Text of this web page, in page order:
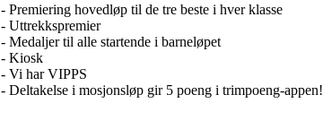
- Premiering hovedløp til de tre beste i hver klasse
- Uttrekkspremier
- Medaljer til alle startende i barneløpet
- Kiosk
- Vi har VIPPS
- Deltakelse i mosjonsløp gir 5 poeng i trimpoeng-appen!